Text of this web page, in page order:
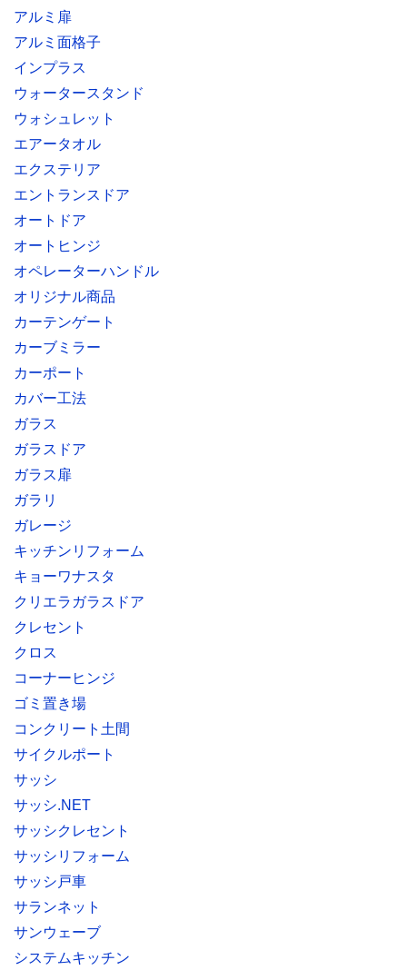
アルミ扉
アルミ面格子
インプラス
ウォータースタンド
ウォシュレット
エアータオル
エクステリア
エントランスドア
オートドア
オートヒンジ
オペレーターハンドル
オリジナル商品
カーテンゲート
カーブミラー
カーポート
カバー工法
ガラス
ガラスドア
ガラス扉
ガラリ
ガレージ
キッチンリフォーム
キョーワナスタ
クリエラガラスドア
クレセント
クロス
コーナーヒンジ
ゴミ置き場
コンクリート土間
サイクルポート
サッシ
サッシ.NET
サッシクレセント
サッシリフォーム
サッシ戸車
サランネット
サンウェーブ
システムキッチン